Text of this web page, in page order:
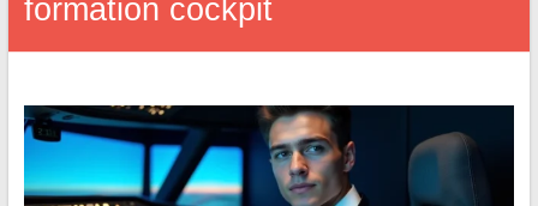
formation cockpit